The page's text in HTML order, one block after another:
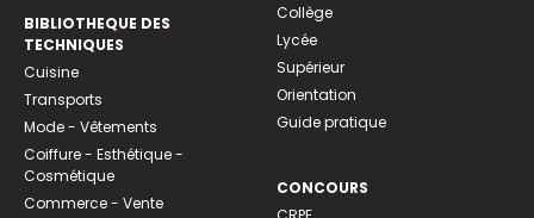
BIBLIOTHEQUE DES
TECHNIQUES
Cuisine
Transports
Mode - Vêtements
Coiffure - Esthétique -
Cosmétique
Commerce - Vente
Collège
Lycée
Supérieur
Orientation
Guide pratique
CONCOURS